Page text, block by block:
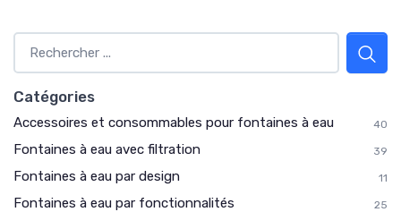
Catégories
Accessoires et consommables pour fontaines à eau 40
Fontaines à eau avec filtration 39
Fontaines à eau par design 11
Fontaines à eau par fonctionnalités 25